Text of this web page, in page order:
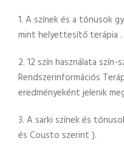
1. A színek és a tónusok
mint helyettesítő terápia .
2. 12 szín használata szín-
Rendszerinformációs
eredményeként jelenik
3. A sarki színek és
és Cousto szerint ).